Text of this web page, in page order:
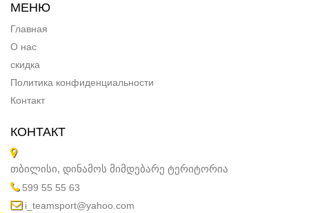
МЕНЮ
Главная
О нас
скидка
Политика конфиденциальности
Контакт
КОНТАКТ
თბილისი, დინამოს მიმდებარე ტერიტორია
599 55 55 63
i_teamsport@yahoo.com